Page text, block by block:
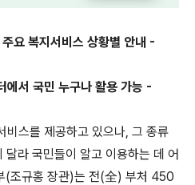
요 복지서비스 상황별 안내 -
에서 국민 누구나 활용 가능 -
비스를 제공하고 있으나, 그 종류
라 국민들이 알고 이용하는 데 어
(조규홍 장관)는 전(全) 부처 450